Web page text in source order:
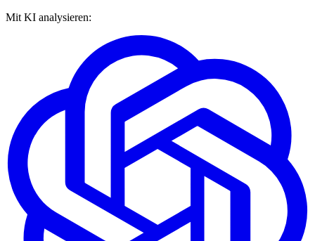
Mit KI analysieren: